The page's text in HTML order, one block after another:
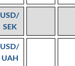
USD/
SEK
USD/
UAH